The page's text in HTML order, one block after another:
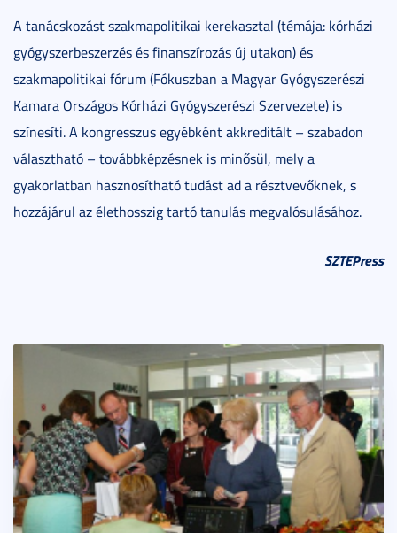
A tanácskozást szakmapolitikai kerekasztal (témája: kórházi
gyógyszerbeszerzés és finanszírozás új utakon) és
szakmapolitikai fórum (Fókuszban a Magyar Gyógyszerészi
Kamara Országos Kórházi Gyógyszerészi Szervezete) is
színesíti. A kongresszus egyébként akkreditált – szabadon
választható – továbbképzésnek is minősül, mely a
gyakorlatban hasznosítható tudást ad a résztvevőknek, s
hozzájárul az élethosszig tartó tanulás megvalósulásához.
SZTEPress